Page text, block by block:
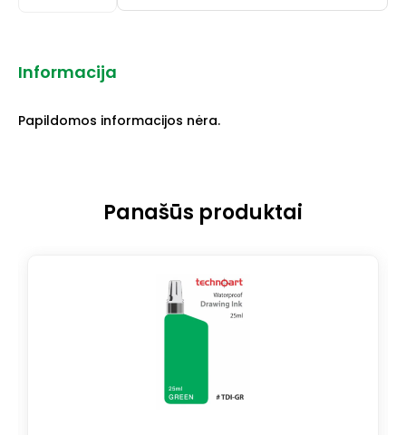
Informacija
Papildomos informacijos nėra.
Panašūs produktai